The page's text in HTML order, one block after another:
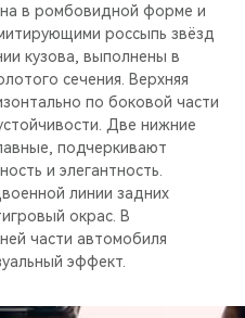
в ромбовидной форме и
россыпь звёзд
кузова, выполнены в
сечения. Верхняя
по боковой части
Две нижние
подчеркивают
и элегантность.
линии задних
окрас. В
части автомобиля
эффект.